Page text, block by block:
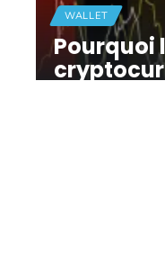
WALLET
Pourquoi